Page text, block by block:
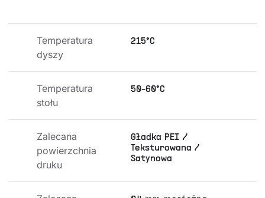
Temperatura
dyszy
215°C
Temperatura
stołu
50-60°C
Zalecana
powierzchnia
druku
Gładka PEI /
Teksturowana /
Satynowa